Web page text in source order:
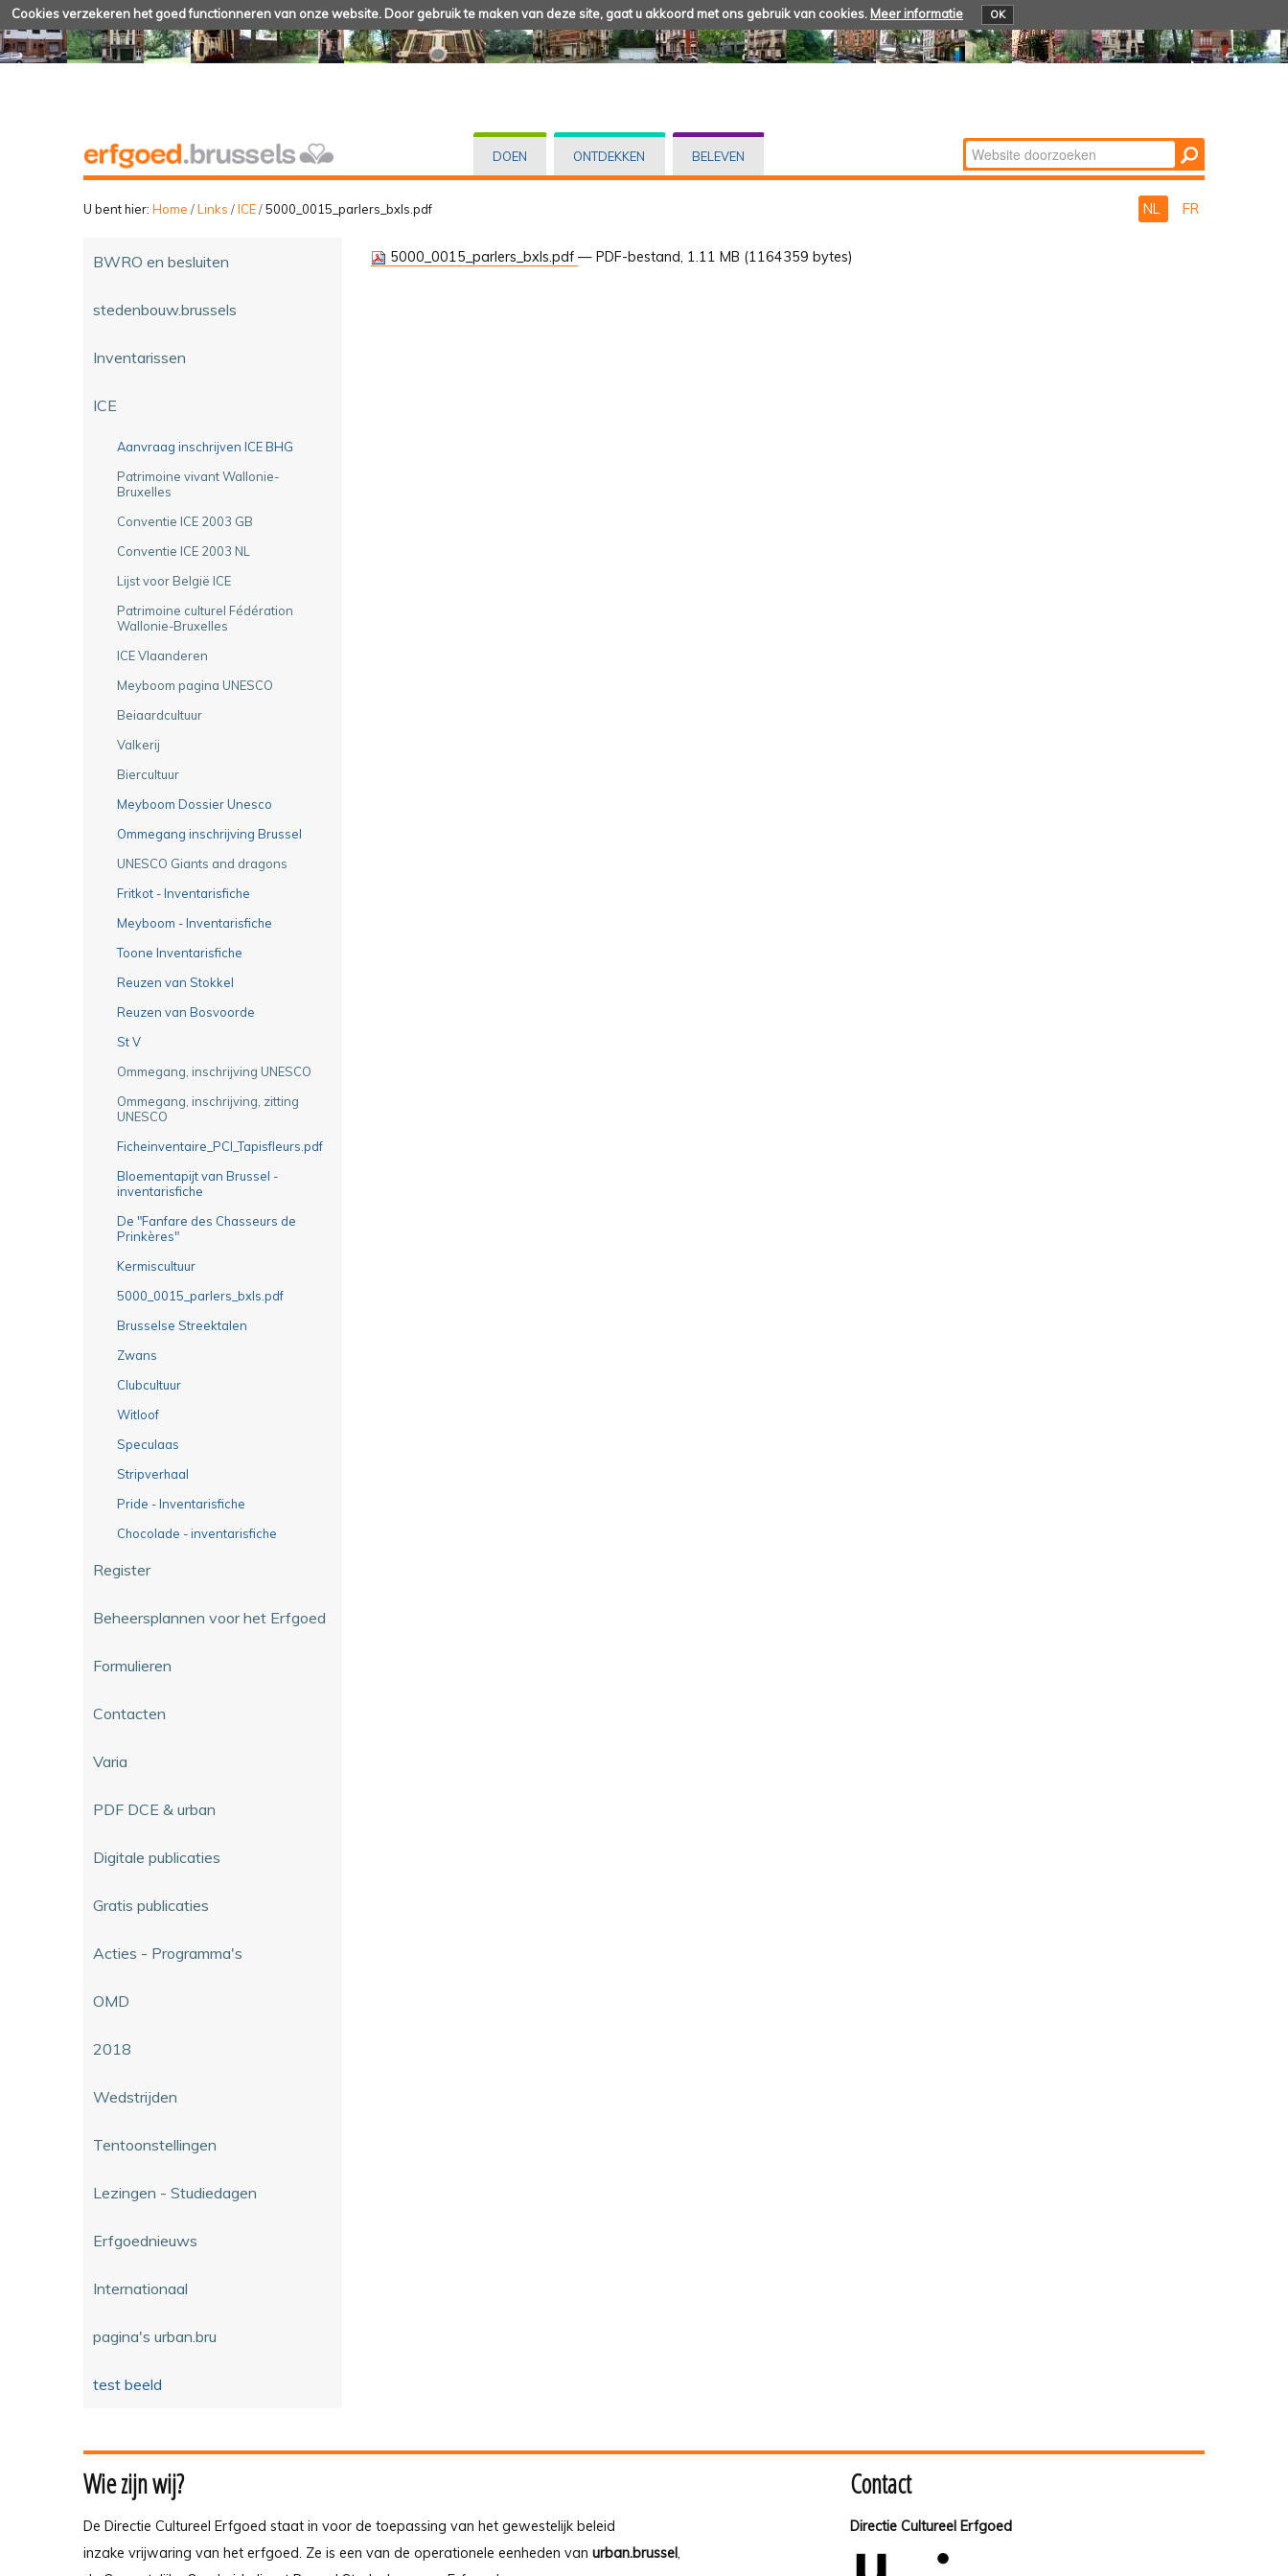
Cookies verzekeren het goed functionneren van onze website. Door gebruik te maken van deze site, gaat u akkoord met ons gebruik van cookies. Meer informatie OK
DOEN ONTDEKKEN BELEVEN Zoek
Geavanceerd
U bent hier: Home /Links /ICE/5000_0015_parlers_bxls.pdf NL FR
BWRO en besluiten
stedenbouw.brussels
Inventarissen
ICE
Aanvraag inschrijven ICE BHG
Patrimoine vivant Wallonie-
Bruxelles
Conventie ICE 2003 GB
Conventie ICE 2003 NL
Lijst voor België ICE
Patrimoine culturel Fédération
Wallonie-Bruxelles
ICE Vlaanderen
Meyboom pagina UNESCO
Beiaardcultuur
Valkerij
Biercultuur
Meyboom Dossier Unesco
Ommegang inschrijving Brussel
UNESCO Giants and dragons
Fritkot - Inventarisfiche
Meyboom - Inventarisfiche
Toone Inventarisfiche
Reuzen van Stokkel
Reuzen van Bosvoorde
St V
Ommegang, inschrijving UNESCO
Ommegang, inschrijving, zitting
UNESCO
Ficheinventaire_PCI_Tapisfleurs.pdf
Bloementapijt van Brussel -
inventarisfiche
De "Fanfare des Chasseurs de
Prinkères"
Kermiscultuur
5000_0015_parlers_bxls.pdf
Brusselse Streektalen
Zwans
Clubcultuur
Witloof
Speculaas
Stripverhaal
Pride - Inventarisfiche
Chocolade - inventarisfiche
Register
Beheersplannen voor het Erfgoed
Formulieren
Contacten
Varia
PDF DCE & urban
Digitale publicaties
Gratis publicaties
Acties - Programma's
OMD
2018
Wedstrijden
Tentoonstellingen
Lezingen - Studiedagen
Erfgoednieuws
Internationaal
pagina's urban.bru
test beeld
5000_0015_parlers_bxls.pdf — PDF-bestand, 1.11 MB (1164359 bytes)
Wie zijn wij?
De Directie Cultureel Erfgoed staat in voor de toepassing van het gewestelijk beleid
inzake vrijwaring van het erfgoed. Ze is een van de operationele eenheden van urban.brussel,
Contact
Directie Cultureel Erfgoed